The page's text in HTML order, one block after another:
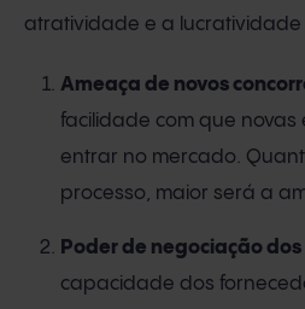
atratividade e a lucratividade
Ameaça de novos
facilidade com que
entrar no mercado.
processo, maior será a
Poder de negociação
capacidade dos